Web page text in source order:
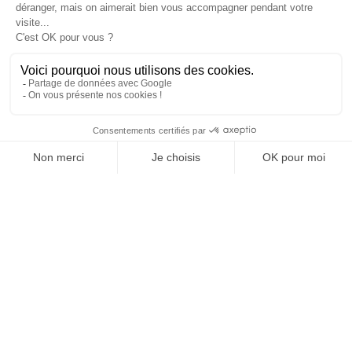
JE DÉCOUVRE LE GROUPE
SUIVEZ-NOUS